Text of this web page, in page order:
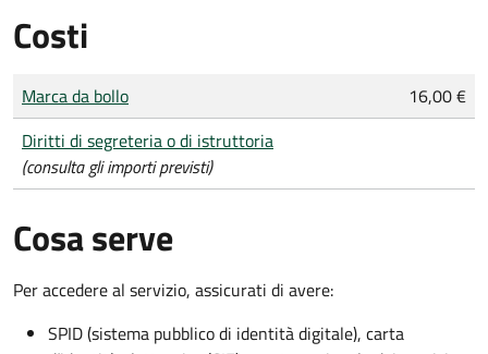
Costi
Tipo di pagamento
Importo
Marca da bollo
16,00 €
Diritti di segreteria o di istruttoria
(consulta gli importi previsti)
Cosa serve
Per accedere al servizio, assicurati di avere:
SPID (sistema pubblico di identità digitale), carta